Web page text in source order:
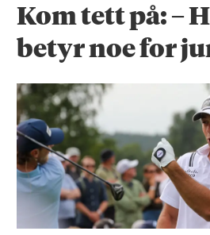
Kom tett på: –
betyr noe for